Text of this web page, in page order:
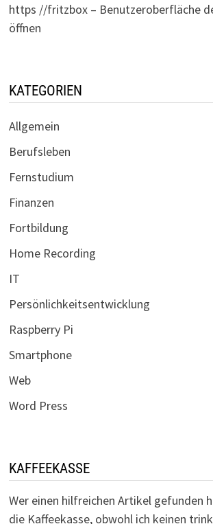
https //fritzbox – Benutzeroberfläche
öffnen
KATEGORIEN
Allgemein
Berufsleben
Fernstudium
Finanzen
Fortbildung
Home Recording
IT
Persönlichkeitsentwicklung
Raspberry Pi
Smartphone
Web
Word Press
KAFFEEKASSE
Wer einen hilfreichen Artikel gefunden
die Kaffeekasse, obwohl ich keinen